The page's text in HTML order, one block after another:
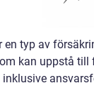
en typ av
kan uppstå till
inklusive